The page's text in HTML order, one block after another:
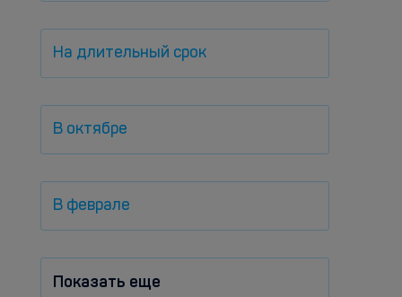
На длительный срок
В октябре
В феврале
Показать еще